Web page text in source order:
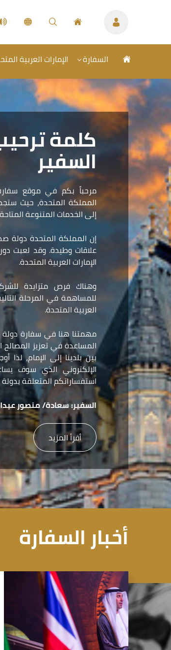
السفارة الإمارات العربية
كلمة
السفير
مرحباً بكم في موقع سفارة
المملكة المتحدة، حيث
إلى الخدمات المتنوعة
إن المملكة المتحدة دولة
علاقات وطيدة. وقد لعبت
الإمارات العربية المتحدة.
وهناك فرص متزايدة
للمساهمة في المرحلة
العربية المتحدة.
مهمتنا هنا في سفارة دولة
المساعدة في تعزيز المصالح
بين بلدينا إلى الإمام،
الإلكتروني الذي سوف
استفساراتكم المتعلقة بدولة
السفير:سعادة/ منصور
أقرأ المزيد
أخبار السفارة